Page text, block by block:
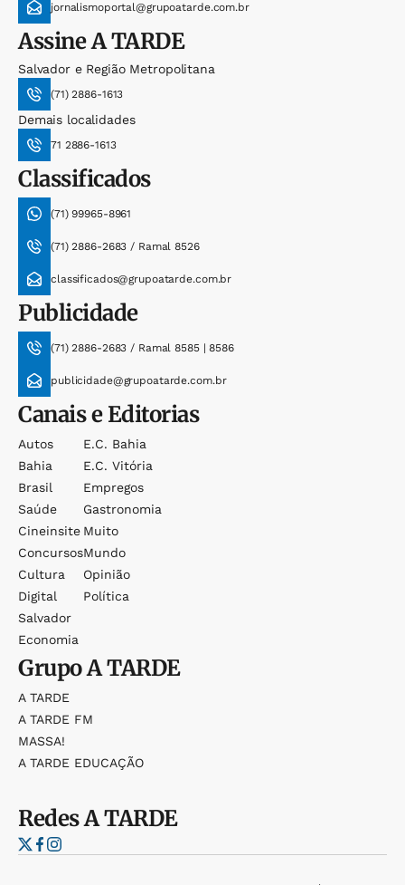
jornalismoportal@grupoatarde.com.br
AssineA TARDE
Salvador e Região Metropolitana
(71) 2886-1613
Demais localidades
71 2886-1613
Classificados
(71) 99965-8961
(71) 2886-2683 / Ramal 8526
classificados@grupoatarde.com.br
Publicidade
(71) 2886-2683 / Ramal 8585 | 8586
publicidade@grupoatarde.com.br
Canais e Editorias
Autos
Bahia
Brasil
Saúde
Cineinsite
Concursos
Cultura
Digital
Salvador
Economia
E.c. Bahia
E.c. Vitória
Empregos
Gastronomia
Muito
Mundo
Opinião
Política
GrupoA TARDE
A TARDE
A TARDE FM
MASSA!
A TARDE EDUCAÇÃO
RedesA TARDE